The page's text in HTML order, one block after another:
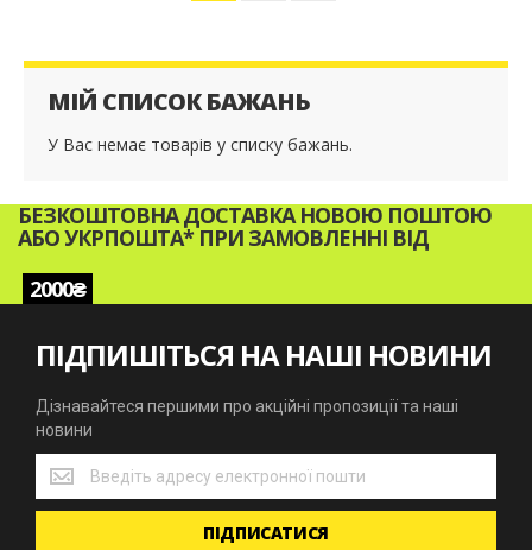
МІЙ СПИСОК БАЖАНЬ
У Вас немає товарів у списку бажань.
БЕЗКОШТОВНА ДОСТАВКА НОВОЮ ПОШТОЮ
АБО УКРПОШТА* ПРИ ЗАМОВЛЕННІ ВІД
2000₴
ПІДПИШІТЬСЯ НА НАШІ НОВИНИ
Дізнавайтеся першими про акційні пропозиції та наші
новини
Дізнавайтеся
першими
про
ПІДПИСАТИСЯ